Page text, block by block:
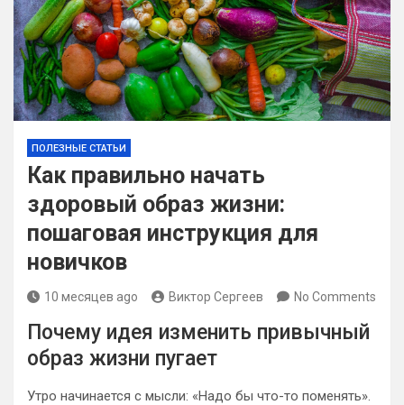
ПОЛЕЗНЫЕ СТАТЬИ
Как правильно начать
здоровый образ жизни:
пошаговая инструкция для
новичков
10 месяцев ago Виктор Сергеев No Comments
Почему идея изменить привычный
образ жизни пугает
Утро начинается с мысли: «Надо бы что-то поменять».